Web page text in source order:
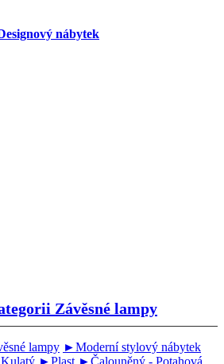
nábytek
Závěsné lampy
lampy ►Moderní stylový nábytek
►Plast ►Čalouněný - Potahová